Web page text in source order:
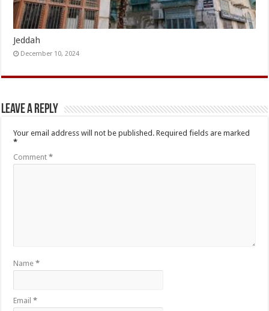
Jeddah
December 10, 2024
Leave a Reply
Your email address will not be published. Required fields are marked
*
Comment*
Name*
Email*